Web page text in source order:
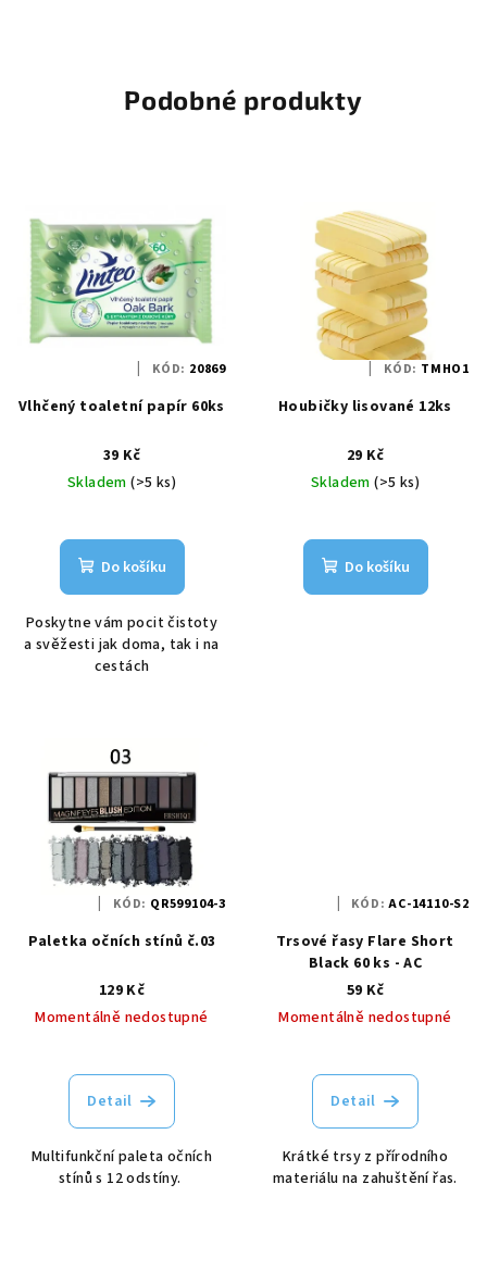
Podobné produkty
Vlhčený toaletní papír 60ks
39 Kč
Skladem(>5 ks)
Do košíku
Poskytne vám pocit čistoty
a svěžesti jak doma, tak i na
cestách
KÓD: 20869
Houbičky lisované 12ks
29 Kč
Skladem(>5 ks)
Do košíku
KÓD: TMHO1
Paletka očních stínů č.03
129 Kč
Momentálně nedostupné
Detail
Multifunkční paleta očních
stínů s 12 odstíny.
KÓD: QR599104-3
Trsové řasy Flare Short
Black 60 ks - AC
59 Kč
Momentálně nedostupné
Detail
Krátké trsy z přírodního
materiálu na zahuštění řas.
KÓD:AC-14110-S2